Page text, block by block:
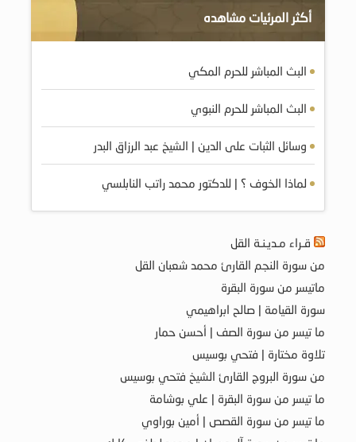
أكثر المرئيات مشاهده
البث المباشر للحرم المكي
البث المباشر للحرم النبوي
وسائل الثبات على الدين | الشيخ عبد الرزاق البدر
لماذا الخوف ؟ | للدكتور محمد راتب النابلسي
قـراء مـديـنـة القل
من سورة النجم القارئ محمد شعبان القل
ماتيسر من سورة البقرة
سورة القيامة | صالح ابراهيمي
ما تيسر من سورة الصف | أحسن حمار
تلاوة مختارة | فتحي بوسيس
من سورة البروج القارئ الشيخ فتحي بوسيس
ما تيسر من سورة البقرة | علي بوشامة
ما تيسر من سورة القصص | أمين بوراوي